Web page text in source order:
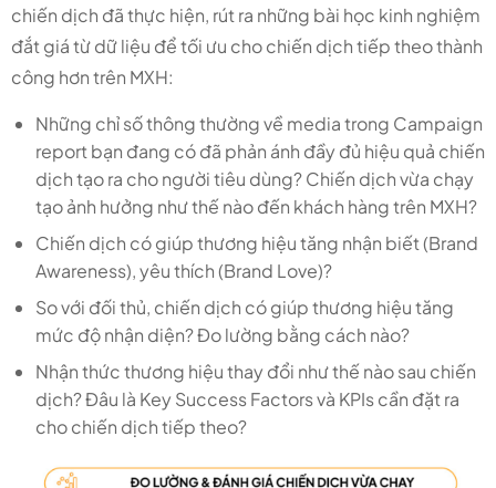
chiến dịch đã thực hiện, rút ra những bài học kinh nghiệm
đắt giá từ dữ liệu để tối ưu cho chiến dịch tiếp theo thành
công hơn trên MXH:
Những chỉ số thông thường về media trong Campaign
report bạn đang có đã phản ánh đầy đủ hiệu quả chiến
dịch tạo ra cho người tiêu dùng? Chiến dịch vừa chạy
tạo ảnh hưởng như thế nào đến khách hàng trên MXH?
Chiến dịch có giúp thương hiệu tăng nhận biết (Brand
Awareness), yêu thích (Brand Love)?
So với đối thủ, chiến dịch có giúp thương hiệu tăng
mức độ nhận diện? Đo lường bằng cách nào?
Nhận thức thương hiệu thay đổi như thế nào sau chiến
dịch? Đâu là Key Success Factors và KPIs cần đặt ra
cho chiến dịch tiếp theo?